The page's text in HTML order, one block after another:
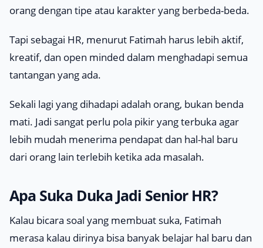
orang dengan tipe atau karakter yang berbeda-beda.
Tapi sebagai HR, menurut Fatimah harus lebih aktif,
kreatif, dan open minded dalam menghadapi semua
tantangan yang ada.
Sekali lagi yang dihadapi adalah orang, bukan benda
mati. Jadi sangat perlu pola pikir yang terbuka agar
lebih mudah menerima pendapat dan hal-hal baru
dari orang lain terlebih ketika ada masalah.
Apa Suka Duka Jadi Senior HR?
Kalau bicara soal yang membuat suka, Fatimah
merasa kalau dirinya bisa banyak belajar hal baru dan